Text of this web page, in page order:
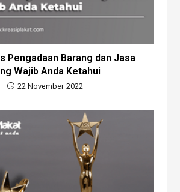
Pengadaan Barang dan Jasa
Wajib Anda Ketahui
22 November 2022